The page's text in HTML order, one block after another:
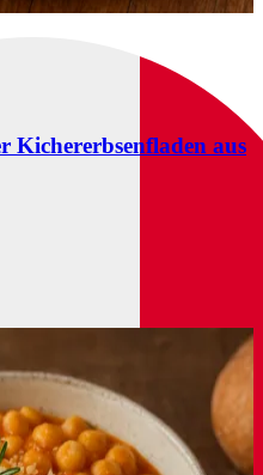
Kichererbsenfladen aus